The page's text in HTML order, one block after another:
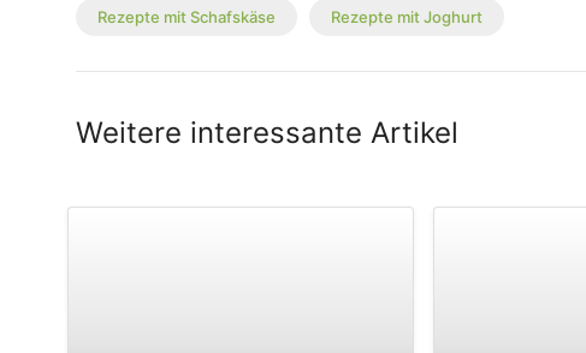
Rezepte mit Schafskäse Rezepte mit Joghurt
Weitere interessante Artikel